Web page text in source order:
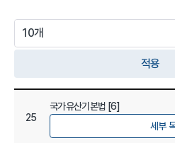
적용
법규정보 관리 목록
25
국가유산기본법 [6]
세부